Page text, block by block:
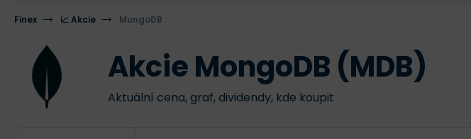
Finex 📈 Akcie MongoDB
Akcie MongoDB (MDB)
Aktuální cena, graf, dividendy, kde koupit